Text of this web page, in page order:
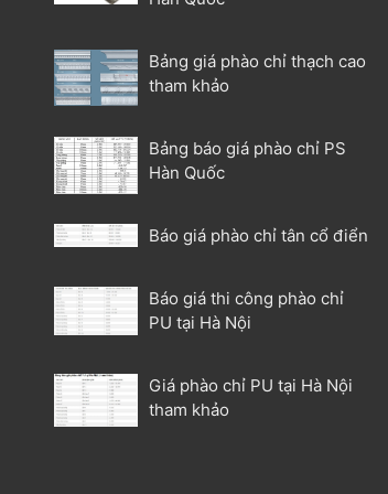
Bảng giá phào chỉ thạch cao
tham khảo
Bảng báo giá phào chỉ PS
Hàn Quốc
Báo giá phào chỉ tân cổ điển
Báo giá thi công phào chỉ
PU tại Hà Nội
Giá phào chỉ PU tại Hà Nội
tham khảo